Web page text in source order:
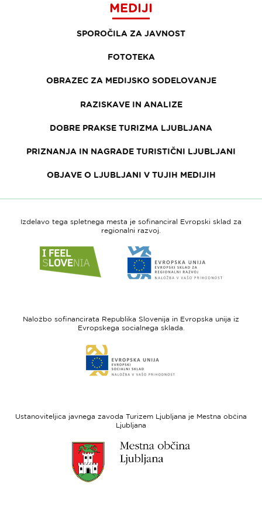
MEDIJI
SPOROČILA ZA JAVNOST
FOTOTEKA
OBRAZEC ZA MEDIJSKO SODELOVANJE
RAZISKAVE IN ANALIZE
DOBRE PRAKSE TURIZMA LJUBLJANA
PRIZNANJA IN NAGRADE TURISTIČNI LJUBLJANI
OBJAVE O LJUBLJANI V TUJIH MEDIJIH
Izdelavo tega spletnega mesta je sofinanciral Evropski sklad za
regionalni razvoj.
do
spletne
Slovenia
do
spletne
-
regionalni
Naložbo sofinancirata Republika Slovenija in Evropska unija iz
Evropskega socialnega sklada.
do
spletne
sklad
Ustanoviteljica javnega zavoda Turizem Ljubljana je Mestna občina
Ljubljana